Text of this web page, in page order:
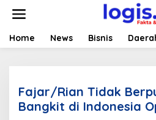
t
Home News Bisnis
Fajar/Rian Tidak
Bangkit di Indonesia